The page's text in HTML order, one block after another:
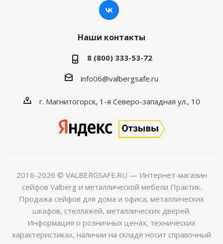
Наши контакты
8 (800) 333-53-72
info06@valbergsafe.ru
г. Магнитогорск, 1-я Северо-западная ул., 10
2016-2026 © VALBERGSAFE.RU — Интернет-магазин
сейфов Valberg и металлической мебели Практик.
Продажа сейфов для дома и офиса, металлических
шкафов, стеллажей, металлических дверей.
Информация о розничных ценах, технических
характеристиках, наличии на складе носит справочный